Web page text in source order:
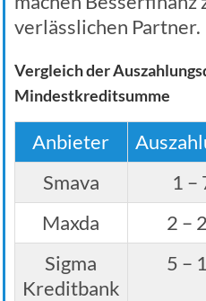
verlässlichen Partner.
Vergleich der
Mindestkreditsumme
Anbieter
Smava
1 –
Maxda
2 –
Sigma
Kreditbank
5 –